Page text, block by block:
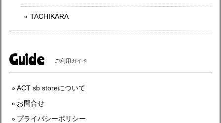
TACHIKARA
Guide ご利用ガイド
ACT sb storeについて
お問合せ
プライバシーポリシー